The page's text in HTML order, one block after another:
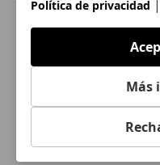
Política de privacidad |
Más